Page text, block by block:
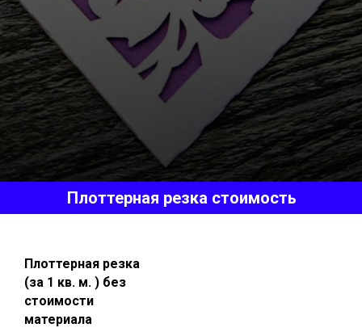
Плоттерная резка стоимость
Плоттерная резка
(за 1 кв. м. ) без
стоимости
материала